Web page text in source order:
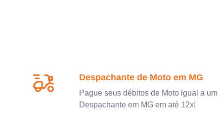
Despachante de Moto em MG
Pague seus débitos de Moto igual a um
Despachante em MG em até 12x!